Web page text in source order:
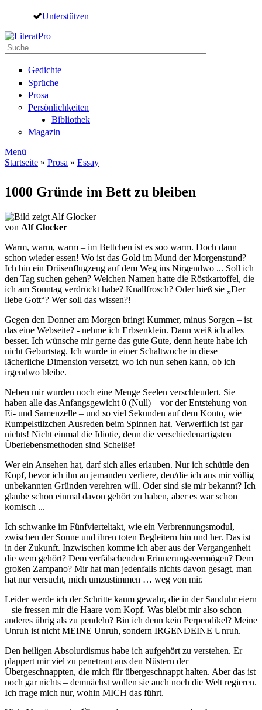
Direkt zum Inhalt
Unterstützen
Suche
Gedichte
Sprüche
Prosa
Persönlichkeiten
Bibliothek
Magazin
Menü
Startseite » Prosa » Essay
1000 Gründe im Bett zu bleiben
von Alf Glocker
Warm, warm, warm – im Bettchen ist es soo warm. Doch dann
schon wieder essen! Wo ist das Gold im Mund der Morgenstund?
Ich bin ein Drüsenflugzeug auf dem Weg ins Nirgendwo ... Soll ich
den Tag suchen gehen? Welchen Namen hatte die Röstkartoffel, die
ich am Sonntag verdrückt habe? Knallfrosch? Oder hieß sie „Der
liebe Gott“? Wer soll das wissen?!
Gegen den Donner am Morgen bringt Kummer, minus Sorgen – ist
das eine Webseite? - nehme ich Erbsenklein. Dann weiß ich alles
besser. Ich wünsche mir gerne das gute Gute, denn heute habe ich
nicht Geburtstag. Ich wurde in einer Schaltwoche in diese
lächerliche Dimension versetzt, wo ich nun sehen kann, ob ich
irgendwo bleibe.
Neben mir wurden noch eine Menge Seelen verschleudert. Sie
haben alle das Anfangsgewicht 0 (Null) – vor der Entstehung von
Ei- und Samenzelle – und so viel Sekunden auf dem Konto, wie
Rumpelstilzchen Ausreden beim Spinnen hat. Verwerflich ist gar
nichts! Nicht einmal die Idiotie, denn die verschiedenartigsten
Überlebensmethoden sind Scheiße!
Wer ein Ansehen hat, darf sich alles erlauben. Nur ich schüttle den
Kopf, bevor ich ihn an jemanden verliere, den/die ich aus mir völlig
unbekannten Gründen verehren will. Oder sind sie mir bekannt? Ich
glaube schon einmal davon gehört zu haben, aber es war schon
komisch ...
Ich schwanke im Fünfvierteltakt, wie ein Verbrennungsmodul,
zwischen der Sonne und ihren toten Begleitern hin und her. Das ist
in der Zukunft. Inzwischen komme ich aber aus der Vergangenheit –
die wem gehört? Dem verfälschenden Erinnerungsvermögen? Dem
großen Zampano? Mir hat man jedenfalls nichts davon gesagt, man
hat nur versucht, mich umzustimmen … weg von mir.
Leider werde ich der Schritte kaum gewahr, die in der Sanduhr eiern
– sie fressen mir die Haare vom Kopf. Was bleibt mir also schon
anderes übrig als zu pendeln? Bin ich denn kein Perpendikel? Meine
Unruh ist nicht MEINE Unruh, sondern IRGENDEINE Unruh.
Den heiligen Absolurdismus habe ich aufgehört zu verstehen. Er
plappert mir viel zu penetrant aus den Nüstern der
Übergeschnappten, die mich für übergeschnappt halten. Aber das ist
noch gar nichts – demnächst wollen sie auch noch die Welt regieren.
Ich frage mich nur, wohin MICH das führt.